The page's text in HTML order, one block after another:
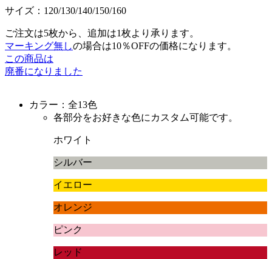
サイズ： 120/130/140/150/160
ご注文は5枚から、追加は1枚より承ります。
マーキング無しの場合は10％OFFの価格になります。
この商品は
廃番になりました
カラー：全13色
各部分をお好きな色にカスタム可能です。
ホワイト
シルバー
イエロー
オレンジ
ピンク
レッド